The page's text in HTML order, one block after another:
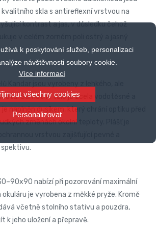
k poskytování služeb, personalizaci
návštěvnosti soubory cookie.
Více informací
všechny cookies
Personalizovat
skla s antireflexní vrstvou na
kontrast a jas, v důsledku čehož
Samotné tělo je zcela vodotěsné a
naplněn dusíkem, který chrání optiku před
změnách okolní teploty. Plášť je
nabízí při pozorování maximální
je vyrobena z měkké pryže. Kromě
včetně stolního stativu a pouzdra,
k jeho uložení a přepravě.